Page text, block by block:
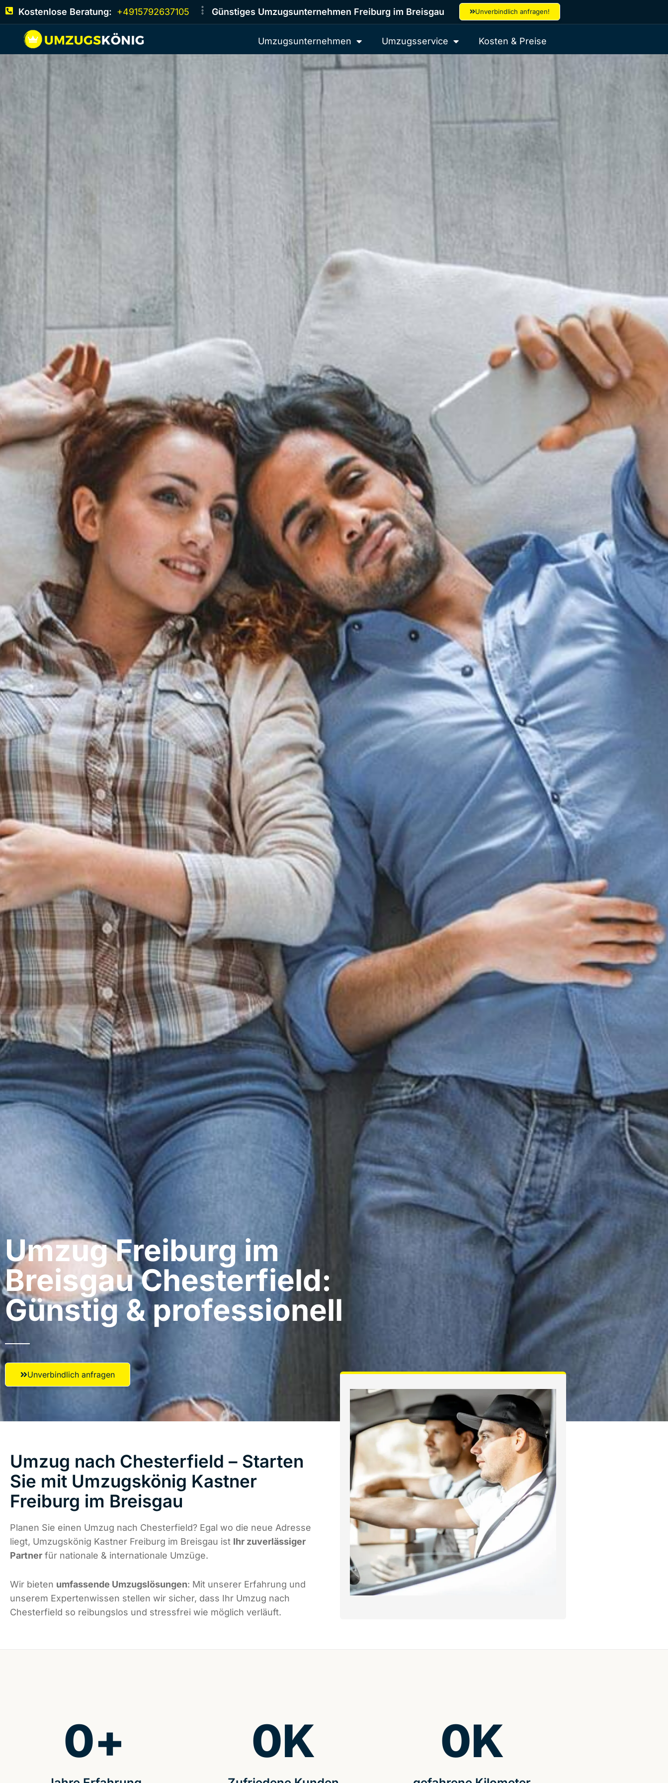
Kostenlose Beratung: +4915792637105 Günstiges Umzugsunternehmen Freiburg im Breisgau Unverbindlich anfragen!
Umzugsunternehmen Umzugsservice Kosten & Preise
Umzug Freiburg im
Breisgau​ Chesterfield:
Günstig & professionell​
Unverbindlich anfragen
Umzug nach Chesterfield – Starten
Sie mit Umzugskönig Kastner
Freiburg im Breisgau
Planen Sie einen Umzug nach Chesterfield? Egal wo die neue Adresse
liegt, Umzugskönig Kastner Freiburg im Breisgau ist Ihr zuverlässiger
Partner für nationale & internationale Umzüge.
Wir bieten umfassende Umzugslösungen: Mit unserer Erfahrung und
unserem Expertenwissen stellen wir sicher, dass Ihr Umzug nach
Chesterfield so reibungslos und stressfrei wie möglich verläuft.
0+ 0K 0K